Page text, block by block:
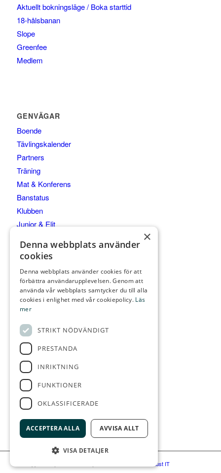
Aktuellt bokningsläge / Boka starttid
18-hålsbanan
Slope
Greenfee
Medlem
GENVÄGAR
Boende
Tävlingskalender
Partners
Träning
Mat & Konferens
Banstatus
Klubben
Junior & Elit
KONTAKTA OSS
Gräppås Golfbaneväg 60
Telefon:0300-28 555
E-post:info@grappasgk.se
FÖLJ OSS
Hemsidan levereras av Kust IT
×
Denna webbplats använder
cookies
Denna webbplats använder cookies för att
förbättra användarupplevelsen. Genom att
använda vår webbplats samtycker du till alla
cookies i enlighet med vår cookiepolicy. Läs
mer
STRIKT NÖDVÄNDIGT
PRESTANDA
INRIKTNING
FUNKTIONER
OKLASSIFICERADE
ACCEPTERA ALLA AVVISA ALLT
VISA DETALJER